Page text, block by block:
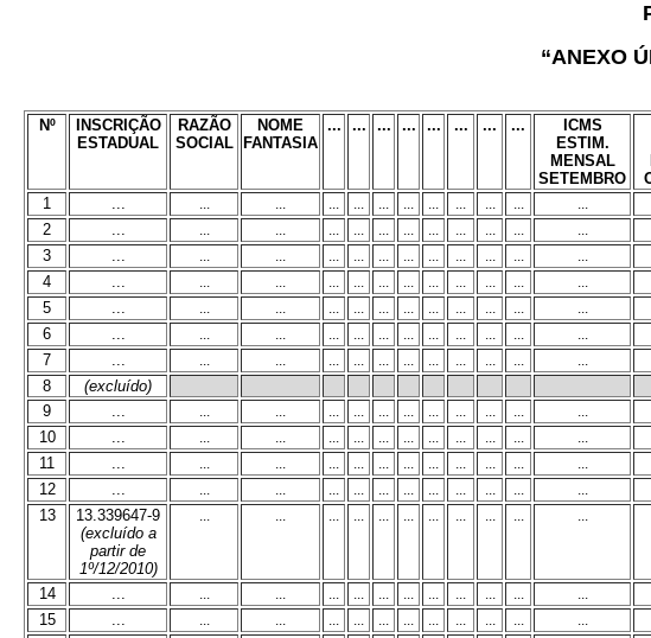
“ANEXO
Nº
INSCRIÇÃO
ESTADUAL
RAZÃO
SOCIAL
NOME
FANTASIA
... ... ... ... ... ... ... ...
ICMS
ESTIM.
MENSAL
SETEMBRO
1 ... ... ... ... ... ... ... ... ... ... ... ...
2
... ... ... ... ... ... ... ... ... ... ... ...
3
... ... ... ... ... ... ... ... ... ... ... ...
4
... ... ... ... ... ... ... ... ... ... ... ...
5
... ... ... ... ... ... ... ... ... ... ... ...
6
... ... ... ... ... ... ... ... ... ... ... ...
7
... ... ... ... ... ... ... ... ... ... ... ...
8
(excluído)
9
... ... ... ... ... ... ... ... ... ... ... ...
10
... ... ... ... ... ... ... ... ... ... ... ...
11
... ... ... ... ... ... ... ... ... ... ... ...
12
... ... ... ... ... ... ... ... ... ... ... ...
13
13.339647-9
(excluído a
partir de
1º/12/2010)
... ... ... ... ... ... ... ... ... ... ...
14 ... ... ... ... ... ... ... ... ... ... ... ...
15
... ... ... ... ... ... ... ... ... ... ... ...